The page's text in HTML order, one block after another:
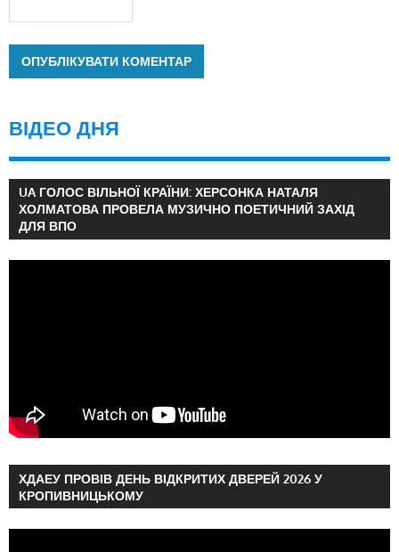
ВІДЕО ДНЯ
UA ГОЛОС ВІЛЬНОЇ КРАЇНИ: ХЕРСОНКА НАТАЛЯ
ХОЛМАТОВА ПРОВЕЛА МУЗИЧНО ПОЕТИЧНИЙ ЗАХІД
ДЛЯ ВПО
ХДАЕУ ПРОВІВ ДЕНЬ ВІДКРИТИХ ДВЕРЕЙ 2026 У
КРОПИВНИЦЬКОМУ